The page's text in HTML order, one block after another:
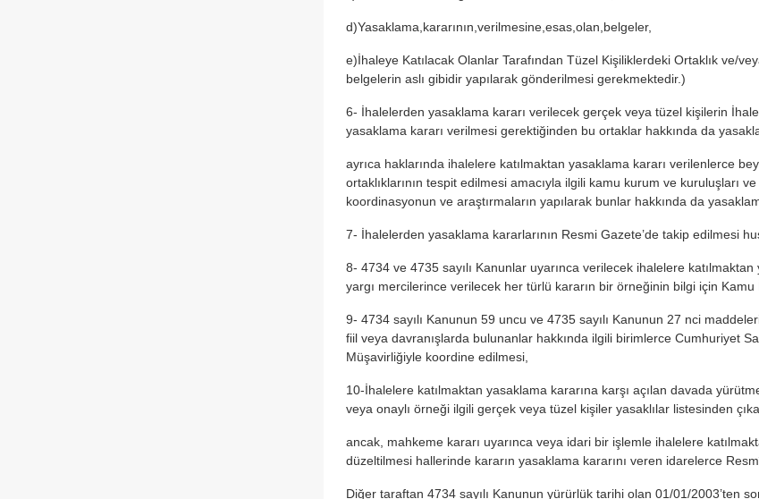
d)Yasaklama,kararının,verilmesine,esas,olan,belgeler,
e)İhaleye Katılacak Olanlar Tarafından Tüzel Kişiliklerdeki Ortaklık ve/
belgelerin aslı gibidir yapılarak gönderilmesi gerekmektedir.)
6- İhalelerden yasaklama kararı verilecek gerçek veya tüzel kişilerin
yasaklama kararı verilmesi gerektiğinden bu ortaklar hakkında da
ayrıca haklarında ihalelere katılmaktan yasaklama kararı verilenlerce
ortaklıklarının tespit edilmesi amacıyla ilgili kamu kurum ve kuruluşları
koordinasyonun ve araştırmaların yapılarak bunlar hakkında da
7- İhalelerden yasaklama kararlarının Resmi Gazete’de takip edilmesi
8- 4734 ve 4735 sayılı Kanunlar uyarınca verilecek ihalelere
yargı mercilerince verilecek her türlü kararın bir örneğinin bilgi için
9- 4734 sayılı Kanunun 59 uncu ve 4735 sayılı Kanunun 27 nci
fiil veya davranışlarda bulunanlar hakkında ilgili birimlerce Cumhuriyet
Müşavirliğiyle koordine edilmesi,
10-İhalelere katılmaktan yasaklama kararına karşı açılan davada
veya onaylı örneği ilgili gerçek veya tüzel kişiler yasaklılar listesinden
ancak, mahkeme kararı uyarınca veya idari bir işlemle ihalelere
düzeltilmesi hallerinde kararın yasaklama kararını veren idarelerce
Diğer taraftan 4734 sayılı Kanunun yürürlük tarihi olan 01/01/2003’ten